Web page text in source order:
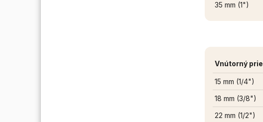
35 mm (1")
Vnútorný
15 mm (1/4")
18 mm (3/8")
22 mm (1/2")